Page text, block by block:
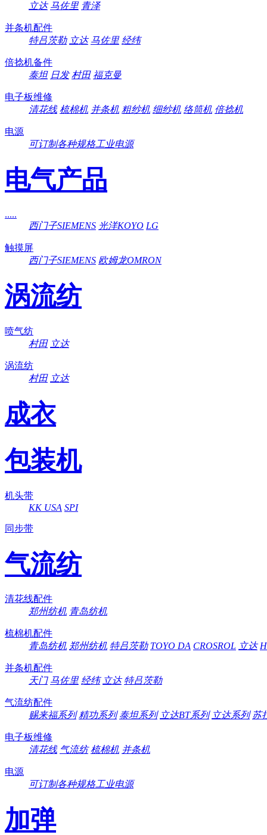
立达 马佐里 青泽
并条机配件
特吕茨勒 立达 马佐里 经纬
倍捻机备件
泰坦 日发 村田 福克曼
电子板维修
清花线 梳棉机 并条机 粗纱机 细纱机 络筒机 倍捻机
电源
可订制各种规格工业电源
电气产品
.....
西门子SIEMENS 光洋KOYO LG
触摸屏
西门子SIEMENS 欧姆龙OMRON
涡流纺
喷气纺
村田 立达
涡流纺
村田 立达
成衣
包装机
机头带
KK USA SPI
同步带
气流纺
清花线配件
郑州纺机 青岛纺机
梳棉机配件
青岛纺机 郑州纺机 特吕茨勒 TOYO DA CROSROL 立达
并条机配件
天门 马佐里 经纬 立达 特吕茨勒
气流纺配件
赐来福系列 精功系列 泰坦系列 立达BT系列 立达系列 苏
电子板维修
清花线 气流纺 梳棉机 并条机
电源
可订制各种规格工业电源
加弹